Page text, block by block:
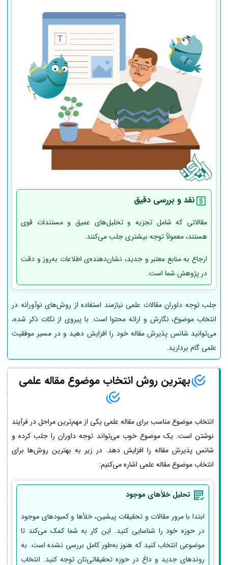
نقد و بررسی دقیق
مقالاتی که شامل تجزیه و تحلیل‌های عمیق و مستندات قوی
هستند، معمولاً توجه بیشتری جلب می‌کنند.
ارجاع به منابع معتبر و جدید، نشان‌دهنده‌ی اطلاعات به‌روز و دقت
در پژوهش شما است.
جلب توجه داوران مقالات علمی نیازمند استفاده از روش‌های نوآورانه در
انتخاب موضوع، نگارش و ارائه محتوا است. با پیروی از نکات ذکر شده،
می‌توانید شانس پذیرش مقاله خود را افزایش دهید و در مسیر موفقیت
علمی گام بردارید.
بهترین روش انتخاب موضوع مقاله علمی
انتخاب موضوع مناسب برای مقاله علمی یکی از مهم‌ترین مراحل در فرآیند
نوشتن است. یک موضوع خوب می‌تواند توجه داوران را جلب کرده و
شانس پذیرش مقاله را افزایش دهد. در زیر به بهترین روش‌ها برای
انتخاب موضوع مقاله علمی اشاره می‌کنیم:
تحلیل خلأهای موجود
ابتدا با مرور مقالات و تحقیقات پیشین، خلأها و کمبودهای موجود
در حوزه خود را شناسایی کنید. این کار به شما کمک می‌کند تا
موضوعی انتخاب کنید که هنوز به‌طور کامل بررسی نشده است. به
روندهای جدید و داغ در حوزه تحقیقاتی‌تان توجه کنید. انتخاب